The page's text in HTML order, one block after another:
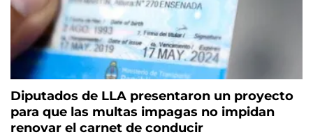
Diputados de LLA presentaron un proyecto
para que las multas impagas no impidan
renovar el carnet de conducir